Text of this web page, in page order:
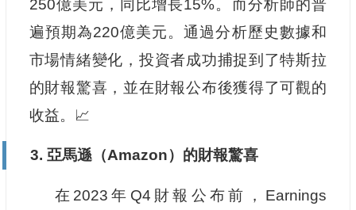
250億美元，同比增長15%。而分析師的普
遍預期為220億美元。通過分析歷史數據和
市場情緒變化，投資者成功捕捉到了特斯拉
的財報驚喜，並在財報公布後獲得了可觀的
收益。📈
3. 亞馬遜（Amazon）的財報驚喜
在2023年Q4財報公布前，Earnings